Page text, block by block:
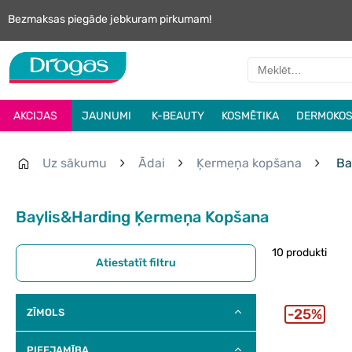
Bezmaksas piegāde jebkuram pirkumam!
AKCIJAS JAUNUMI K-BEAUTY KOSMĒTIKA
Uz sākumu Ādai Ķermeņa kopšana
Baylis&Harding Ķermeņa Kopšana
Atiestatīt filtru
ZĪMOLS
10 produkti
25%